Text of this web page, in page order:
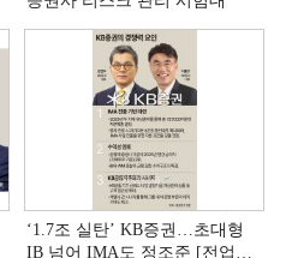
‘1.7조 실탄’ KB증권…초대형
IB 넘어 IMA도 정조준 [전업계